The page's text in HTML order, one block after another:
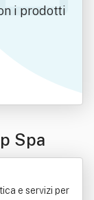
i prodotti
Spa
e servizi per